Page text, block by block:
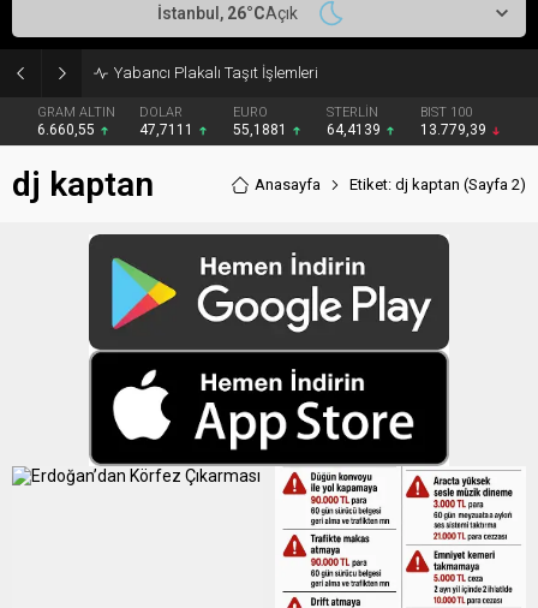
Yabancı Plakalı Taşıt İşlemleri
GRAM ALTIN
6.660,55
DOLAR
47,7111
EURO
55,1881
STERLİN
64,4139
BIST 100
13.779,39
İstanbul, 26°CAçık
dj kaptan Anasayfa Etiket: dj kaptan (Sayfa 2)